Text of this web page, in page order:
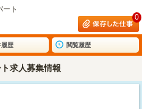
ート
0
履歴 閲覧履歴
求人募集情報